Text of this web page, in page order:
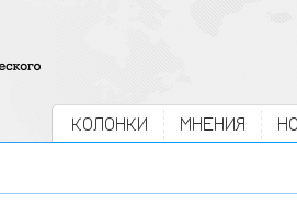
КОЛОНКИ МНЕНИЯ